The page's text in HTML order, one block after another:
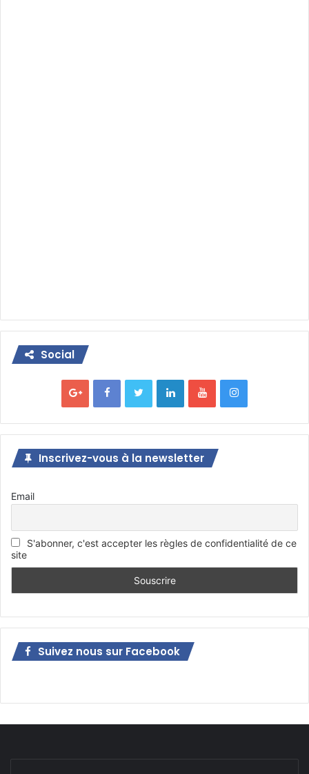
Social
Inscrivez-vous à la newsletter
Email
S'abonner, c'est accepter les règles de confidentialité de ce
site
Suivez nous sur Facebook